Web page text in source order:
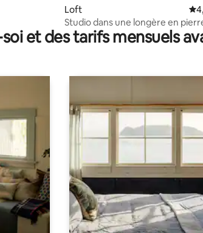
Loft
Studio dans une longère en
campagne
et des tarifs mensuels